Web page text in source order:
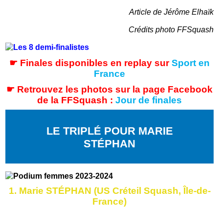
Article de Jérôme Elhaïk
Crédits photo FFSquash
☛ Finales disponibles en replay surSport en
France
☛ Retrouvez les photos sur la page Facebook
de la FFSquash : Jour de finales
LE TRIPLÉ POUR MARIE
STÉPHAN
1. Marie STÉPHAN (US Créteil Squash, Île-de-
France)